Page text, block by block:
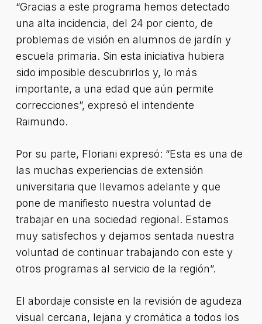
“Gracias a este programa hemos detectado
una alta incidencia, del 24 por ciento, de
problemas de visión en alumnos de jardín y
escuela primaria. Sin esta iniciativa hubiera
sido imposible descubrirlos y, lo más
importante, a una edad que aún permite
correcciones”, expresó el intendente
Raimundo.
Por su parte, Floriani expresó: “Esta es una de
las muchas experiencias de extensión
universitaria que llevamos adelante y que
pone de manifiesto nuestra voluntad de
trabajar en una sociedad regional. Estamos
muy satisfechos y dejamos sentada nuestra
voluntad de continuar trabajando con este y
otros programas al servicio de la región”.
El abordaje consiste en la revisión de agudeza
visual cercana, lejana y cromática a todos los